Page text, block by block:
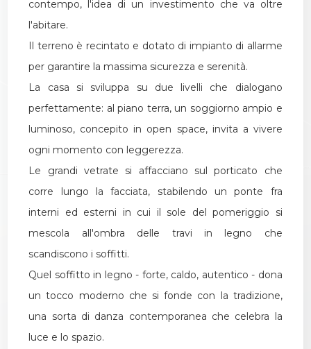
contempo, l'idea di un investimento che va oltre
l'abitare.
Il terreno è recintato e dotato di impianto di allarme
per garantire la massima sicurezza e serenità.
La casa si sviluppa su due livelli che dialogano
perfettamente: al piano terra, un soggiorno ampio e
luminoso, concepito in open space, invita a vivere
ogni momento con leggerezza.
Le grandi vetrate si affacciano sul porticato che
corre lungo la facciata, stabilendo un ponte fra
interni ed esterni in cui il sole del pomeriggio si
mescola all'ombra delle travi in legno che
scandiscono i soffitti.
Quel soffitto in legno - forte, caldo, autentico - dona
un tocco moderno che si fonde con la tradizione,
una sorta di danza contemporanea che celebra la
luce e lo spazio.